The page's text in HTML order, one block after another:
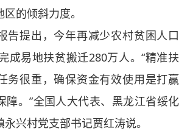
的倾斜力度。
提出，今年再减少农村贫困人口
成易地扶贫搬迁280万人。“精准扶
务很重，确保资金有效使用是打赢
障。”全国人大代表、黑龙江省绥化
兴村党支部书记贾红涛说。